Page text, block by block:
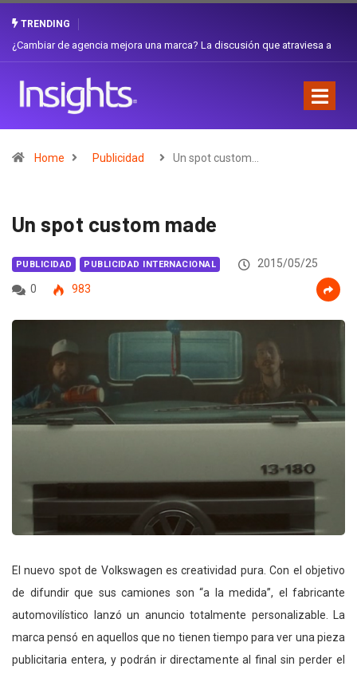
TRENDING
Gabriela Herrera y el arte de cambiarse el sombrero en Corporación
Home Publicidad Un spot custom…
Un spot custom made
PUBLICIDAD PUBLICIDAD INTERNACIONAL
2015/05/25
0
983
El nuevo spot de Volkswagen es creatividad pura. Con el objetivo
de difundir que sus camiones son “a la medida”, el fabricante
automovilístico lanzó un anuncio totalmente personalizable. La
marca pensó en aquellos que no tienen tiempo para ver una pieza
publicitaria entera, y podrán ir directamente al final sin perder el